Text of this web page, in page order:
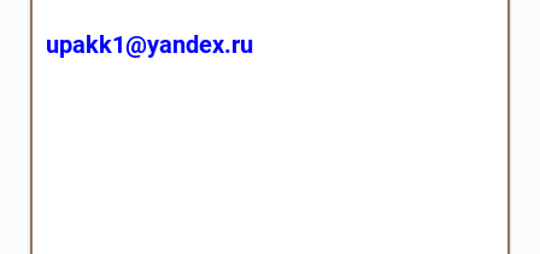
upakk1@yandex.ru